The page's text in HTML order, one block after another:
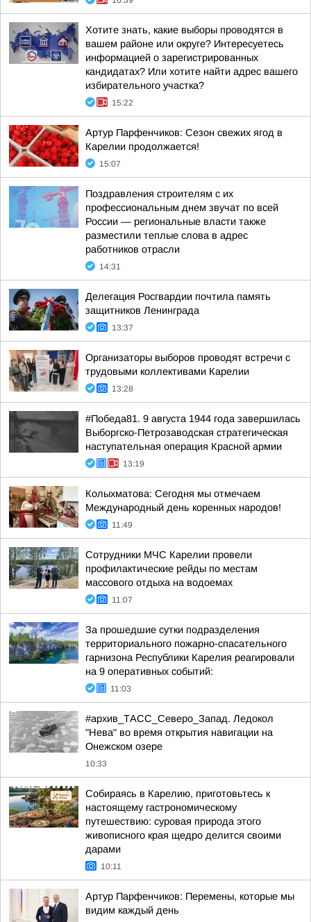
Хотите знать, какие выборы проводятся в
вашем районе или округе? Интересуетесь
информацией о зарегистрированных
кандидатах? Или хотите найти адрес вашего
избирательного участка?
15:22
Артур Парфенчиков: Сезон свежих ягод в
Карелии продолжается!
15:07
Поздравления строителям с их
профессиональным днем звучат по всей
России — региональные власти также
разместили теплые слова в адрес
работников отрасли
14:31
Делегация Росгвардии почтила память
защитников Ленинграда
13:37
Организаторы выборов проводят встречи с
трудовыми коллективами Карелии
13:28
#Победа81. 9 августа 1944 года завершилась
Выборгско-Петрозаводская стратегическая
наступательная операция Красной армии
13:19
Колыхматова: Сегодня мы отмечаем
Международный день коренных народов!
11:49
Сотрудники МЧС Карелии провели
профилактические рейды по местам
массового отдыха на водоемах
11:07
За прошедшие сутки подразделения
территориального пожарно-спасательного
гарнизона Республики Карелия реагировали
на 9 оперативных событий:
11:03
#архив_ТАСС_Северо_Запад. Ледокол
"Нева" во время открытия навигации на
Онежском озере
10:33
Собираясь в Карелию, приготовьтесь к
настоящему гастрономическому
путешествию: суровая природа этого
живописного края щедро делится своими
дарами
10:11
Артур Парфенчиков: Перемены, которые мы
видим каждый день